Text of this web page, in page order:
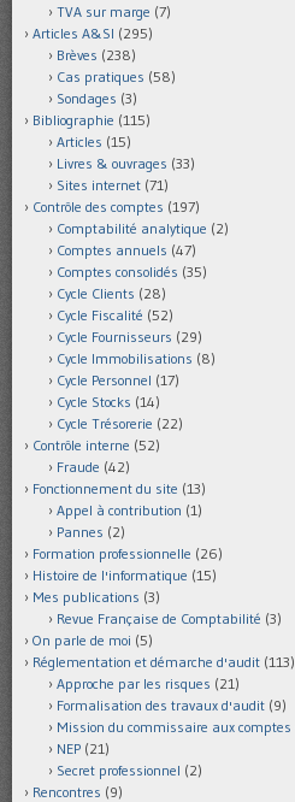
TVA sur marge (7)
Articles A&SI (295)
Brèves (238)
Cas pratiques (58)
Sondages (3)
Bibliographie (115)
Articles (15)
Livres & ouvrages (33)
Sites internet (71)
Contrôle des comptes (197)
Comptabilité analytique (2)
Comptes annuels (47)
Comptes consolidés (35)
Cycle Clients (28)
Cycle Fiscalité (52)
Cycle Fournisseurs (29)
Cycle Immobilisations (8)
Cycle Personnel (17)
Cycle Stocks (14)
Cycle Trésorerie (22)
Contrôle interne (52)
Fraude (42)
Fonctionnement du site (13)
Appel à contribution (1)
Pannes (2)
Formation professionnelle (26)
Histoire de l'informatique (15)
Mes publications (3)
Revue Française de Comptabilité (3)
On parle de moi (5)
Réglementation et démarche d'audit (113)
Approche par les risques (21)
Formalisation des travaux d'audit (9)
Mission du commissaire aux comptes
NEP (21)
Secret professionnel (2)
Rencontres (9)